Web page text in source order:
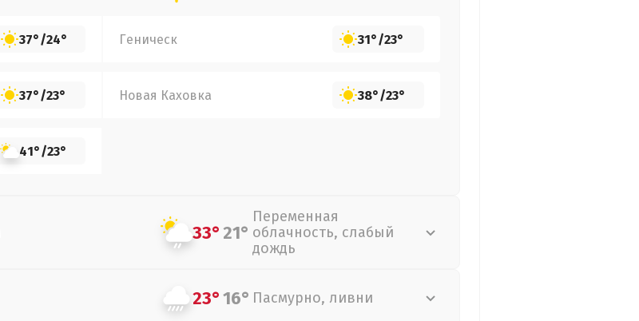
37°/24° Геническ 31°/23°
37°/23° Новая Каховка 38°/23°
41°/23°
33°21°
Переменная
облачность, слабый
дождь
23°16° Пасмурно, ливни